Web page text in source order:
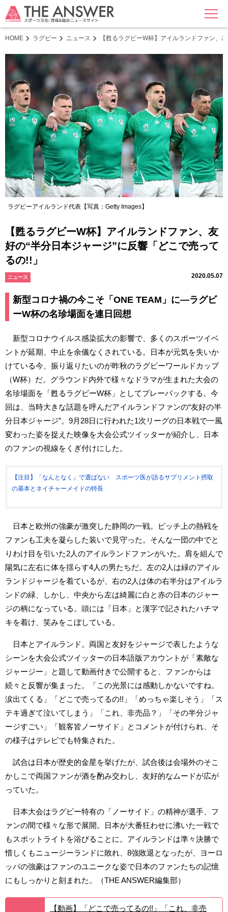
MENU
HOME ラグビー ニュース 【甦るラグビーW杯】アイルランドファン、
ラグビーアイルランド代表【写真：Getty Images】
【甦るラグビーW杯】アイルランドファン、友
好の“半分日本ジャージ”に反響「どこで売って
るの!!」
ニュース 2020.05.07
新型コロナ禍の今こそ「ONE TEAM」に―ラグビ
ーW杯の名珍場面を連日回想
新型コロナウイルス感染拡大の影響で、多くのスポーツイベ
ントが延期、中止を余儀なくされている。日本が元気を失いか
けている今、振り返りたいのが昨秋のラグビーワールドカップ
（W杯）だ。グラウンド内外で様々なドラマが生まれた大会の
名珍場面を「甦るラグビーW杯」としてプレーバックする。今
回は、当時大きな話題を呼んだアイルランドファンの“友好の半
分日本ジャージ”。9月28日に行われた1次リーグの日本戦で一風
変わった姿を捉えた映像を大会公式ツイッターが紹介し、日本
のファンの視線をくぎ付けにした。
【注目】「なんとなく」で選ばない スポーツ医が語るサプリメント摂取
の基本とネイチャーメイドの特長
日本と欧州の強豪が激突した静岡の一戦。ピッチ上の熱戦を
ファンも工夫を凝らした装いで見守った。そんな一団の中でと
りわけ目を引いた2人のアイルランドファンがいた。肩を組んで
陽気に左右に体を揺らす4人の男たちだ。左の2人は緑のアイル
ランドジャージを着ているが、右の2人は体の右半分はアイルラ
ンドの緑、しかし、中央から左は綺麗に白と赤の日本のジャー
ジの柄になっている。頭には「日本」と漢字で記されたハチマ
キを着け、笑みをこぼしている。
日本とアイルランド。両国と友好をジャージで表したような
シーンを大会公式ツイッターの日本語版アカウントが「素敵な
ジャージー」と題して動画付きで公開すると、ファンからは
続々と反響が集まった。「この光景には感動しかないですね。
涙出てくる」「どこで売ってるの!!」「めっちゃ楽しそう」「ス
テキ過ぎて泣いてしまう」「これ、非売品？」「その半分ジャ
ージすごい」「観客皆ノーサイド」とコメントが付けられ、そ
の様子はテレビでも特集された。
試合は日本が歴史的金星を挙げたが、試合後は会場外のそこ
かしこで両国ファンが酒を酌み交わし、友好的なムードが広が
っていた。
日本大会はラグビー特有の「ノーサイド」の精神が選手、フ
ァンの間で様々な形で展開。日本が大番狂わせに沸いた一戦で
もスポットライトを浴びることに。アイルランドは準々決勝で
惜しくもニュージーランドに敗れ、8強敗退となったが、ヨーロ
ッパの強豪はファンのユニークな姿で日本のファンたちの記憶
にもしっかりと刻まれた。（THE ANSWER編集部）
【動画】「どこで売ってるの!!」「これ、非売